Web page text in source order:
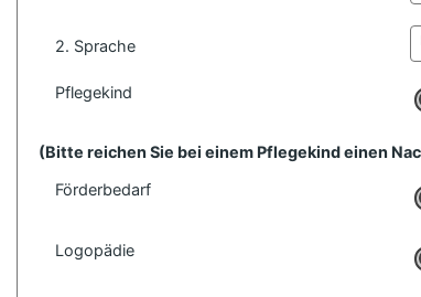
2. Sprache
Pflegekind
(Bitte reichen Sie bei einem Pflegekind einen
Förderbedarf
Logopädie